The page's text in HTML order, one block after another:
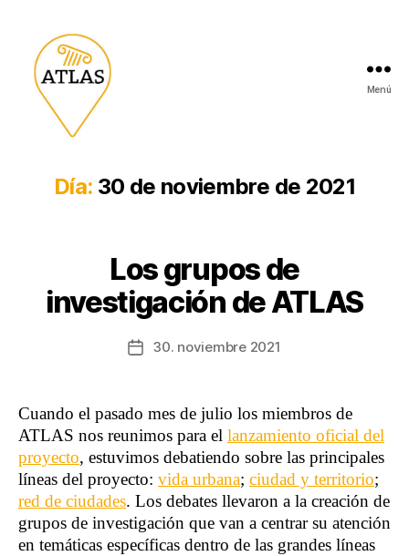
Menú
Día: 30 de noviembre de 2021
Los grupos de
investigación de ATLAS
Fecha
entrada
30. noviembre 2021
Cuando el pasado mes de julio los miembros de
ATLAS nos reunimos para el lanzamiento oficial del
proyecto, estuvimos debatiendo sobre las principales
líneas del proyecto: vida urbana; ciudad y territorio;
red de ciudades. Los debates llevaron a la creación de
grupos de investigación que van a centrar su atención
en temáticas específicas dentro de las grandes líneas